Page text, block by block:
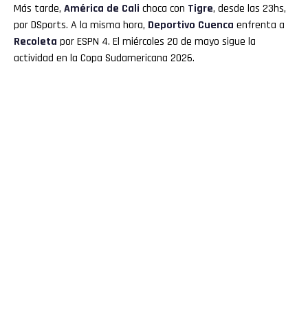
Más tarde, América de Cali choca con Tigre, desde las 23hs,
por DSports. A la misma hora, Deportivo Cuenca enfrenta a
Recoleta por ESPN 4. El miércoles 20 de mayo sigue la
actividad en la Copa Sudamericana 2026.